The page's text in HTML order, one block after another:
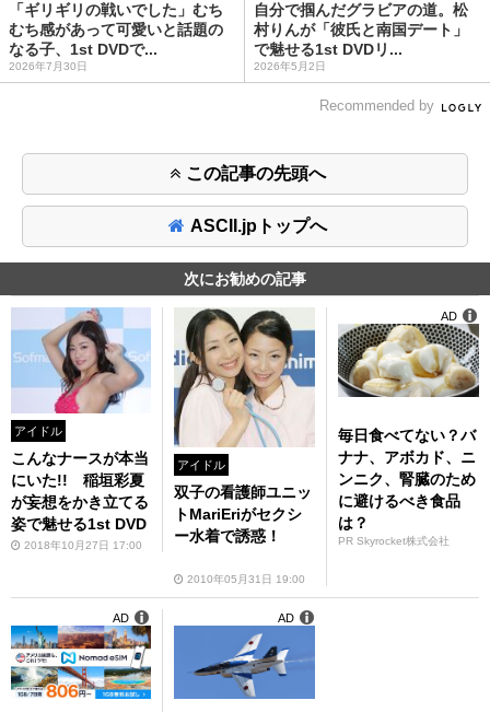
「ギリギリの戦いでした」むち
むち感があって可愛いと話題の
なる子、1st DVDで...
2026年7月30日
自分で掴んだグラビアの道。松
村りんが「彼氏と南国デート」
で魅せる1st DVDリ...
2026年5月2日
Recommended by
この記事の先頭へ
ASCII.jpトップへ
次にお勧めの記事
アイドル
こんなナースが本当
にいた!! 稲垣彩夏
が妄想をかき立てる
姿で魅せる1st DVD
2018年10月27日 17:00
アイドル
双子の看護師ユニッ
トMariEriがセクシ
ー水着で誘惑！
2010年05月31日 19:00
毎日食べてない？バ
ナナ、アボカド、ニ
ンニク、腎臓のため
に避けるべき食品
は？
PR Skyrocket株式会社
AD
AD AD